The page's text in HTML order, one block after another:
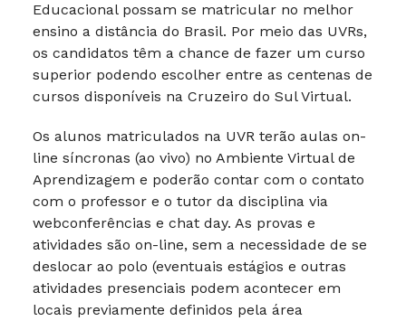
Educacional possam se matricular no melhor
ensino a distância do Brasil. Por meio das UVRs,
os candidatos têm a chance de fazer um curso
superior podendo escolher entre as centenas de
cursos disponíveis na Cruzeiro do Sul Virtual.
Os alunos matriculados na UVR terão aulas on-
line síncronas (ao vivo) no Ambiente Virtual de
Aprendizagem e poderão contar com o contato
com o professor e o tutor da disciplina via
webconferências e chat day. As provas e
atividades são on-line, sem a necessidade de se
deslocar ao polo (eventuais estágios e outras
atividades presenciais podem acontecer em
locais previamente definidos pela área